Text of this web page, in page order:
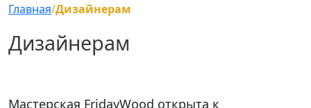
Главная/Дизайнерам
Дизайнерам
Мастерская FridayWood открыта к